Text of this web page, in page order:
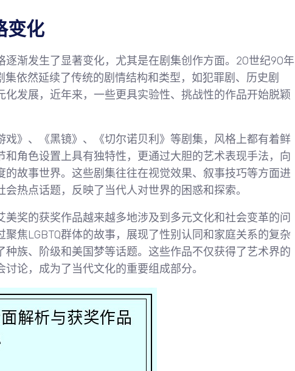
变化
逐渐发生了显著变化，尤其是在剧集创作方面。20世纪90年
依然延续了传统的剧情结构和类型，如犯罪剧、历史剧
发展，近年来，一些更具实验性、挑战性的作品开始脱颖
戏》、《黑镜》、《切尔诺贝利》等剧集，风格上都有着鲜
和角色设置上具有独特性，更通过大胆的艺术表现手法，向
故事世界。这些剧集往往在视觉效果、叙事技巧等方面进
热点话题，反映了当代人对世界的困惑和探索。
奖的获奖作品越来越多地涉及到多元文化和社会变革的问
焦LGBTQ群体的故事，展现了性别认同和家庭关系的复杂
族、阶级和美国梦等话题。这些作品不仅获得了艺术界的
论，成为了当代文化的重要组成部分。